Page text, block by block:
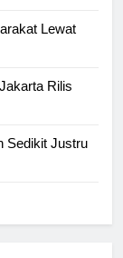
Lewat
Rilis
Sedikit Justru